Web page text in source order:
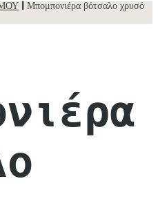
| Μπομπονιέρα βότσαλο χρυσό